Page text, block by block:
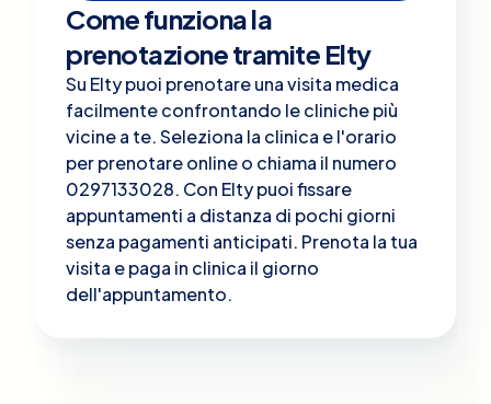
Come funziona la
prenotazione tramite Elty
Su Elty puoi prenotare una visita medica
facilmente confrontando le cliniche più
vicine a te. Seleziona la clinica e l'orario
per prenotare online o chiama il numero
0297133028. Con Elty puoi fissare
appuntamenti a distanza di pochi giorni
senza pagamenti anticipati. Prenota la tua
visita e paga in clinica il giorno
dell'appuntamento.